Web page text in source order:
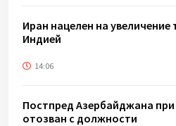
Иран нацелен на
Индией
14:06
Постпред Азербайджана
отозван с должности